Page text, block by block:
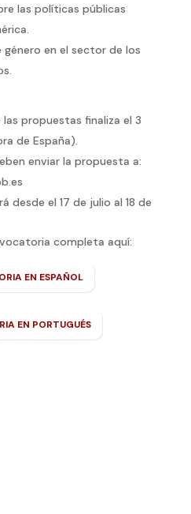
las políticas públicas
género en el sector de los
propuestas finaliza el 3
de España).
enviar la propuesta a:
desde el 17 de julio al 18 de
completa aquí:
EN ESPAÑOL
EN PORTUGUÉS